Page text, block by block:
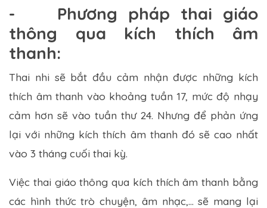
- Phương pháp thai giáo
thông qua kích thích âm
thanh:
Thai nhi sẽ bắt đầu cảm nhận được những kích
thích âm thanh vào khoảng tuần 17, mức độ nhạy
cảm hơn sẽ vào tuần thư 24. Nhưng để phản ứng
lại với những kích thích âm thanh đó sẽ cao nhất
vào 3 tháng cuối thai kỳ.
Việc thai giáo thông qua kích thích âm thanh bằng
các hình thức trò chuyện, âm nhạc,… sẽ mang lại